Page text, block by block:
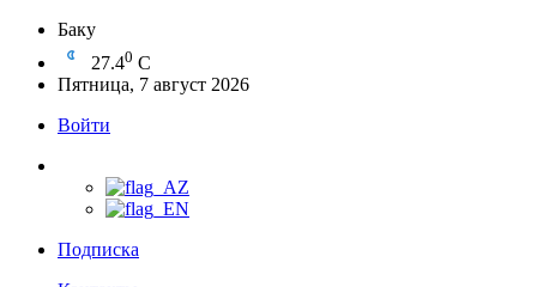
Баку
27.40 C
Пятница, 7 август 2026
Войти
Подписка